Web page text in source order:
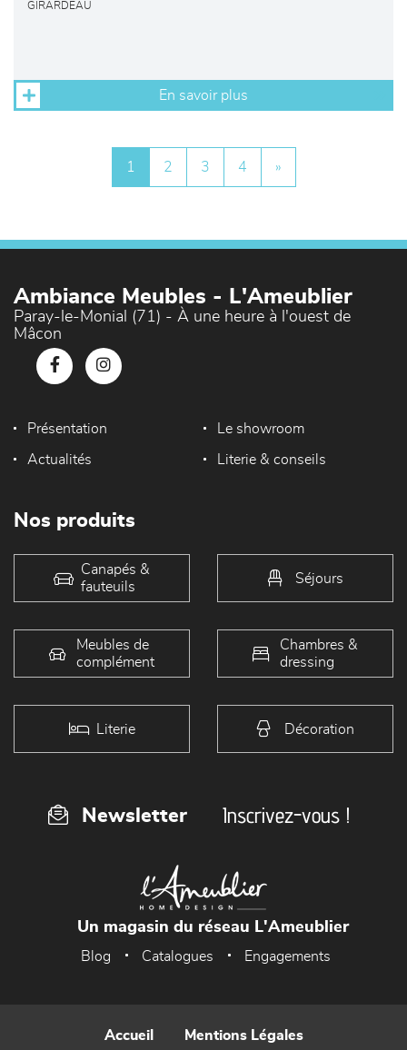
GIRARDEAU
En savoir plus
1 2 3 4 »
Ambiance Meubles - L'Ameublier
Paray-le-Monial (71) - À une heure à l'ouest de
Mâcon
Présentation Le showroom
Actualités Literie & conseils
Nos produits
Canapés &
fauteuils
Séjours
Meubles de
complément
Chambres &
dressing
Literie Décoration
Newsletter Inscrivez-vous !
Un magasin du réseau L'Ameublier
Blog Catalogues Engagements
Accueil Mentions Légales